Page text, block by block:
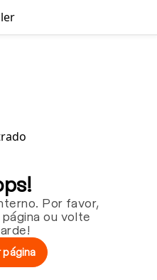
Por favor,
ou volte
página